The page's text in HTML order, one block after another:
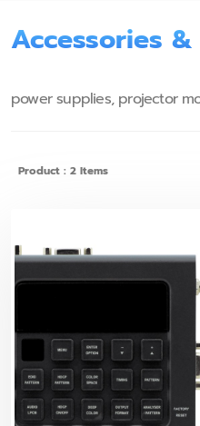
Accessories &
power supplies, projector
Product : 2 Items